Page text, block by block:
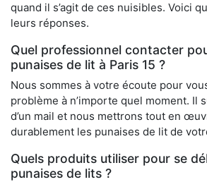
quand il s’agit de ces nuisibles. Voici
leurs réponses.
Quel professionnel contacter
punaises de lit à Paris 15 ?
Nous sommes à votre écoute pour
problème à n’importe quel moment. Il
d’un mail et nous mettrons tout en
durablement les punaises de lit de
Quels produits utiliser pour se
punaises de lits ?